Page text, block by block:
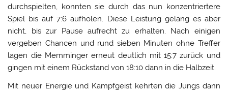
durchspielten, konnten sie durch das nun konzentriertere
Spiel bis auf 7:6 aufholen. Diese Leistung gelang es aber
nicht, bis zur Pause aufrecht zu erhalten. Nach einigen
vergeben Chancen und rund sieben Minuten ohne Treffer
lagen die Memminger erneut deutlich mit 15:7 zurück und
gingen mit einem Rückstand von 18:10 dann in die Halbzeit.
Mit neuer Energie und Kampfgeist kehrten die Jungs dann